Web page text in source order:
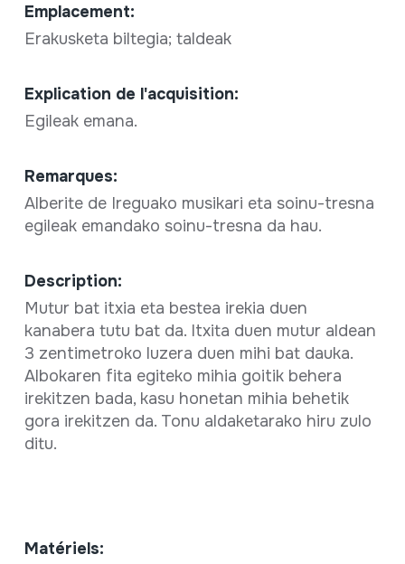
Emplacement:
Erakusketa biltegia; taldeak
Explication de l'acquisition:
Egileak emana.
Remarques:
Alberite de Ireguako musikari eta soinu-tresna
egileak emandako soinu-tresna da hau.
Description:
Mutur bat itxia eta bestea irekia duen
kanabera tutu bat da. Itxita duen mutur aldean
3 zentimetroko luzera duen mihi bat dauka.
Albokaren fita egiteko mihia goitik behera
irekitzen bada, kasu honetan mihia behetik
gora irekitzen da. Tonu aldaketarako hiru zulo
ditu.
Matériels: